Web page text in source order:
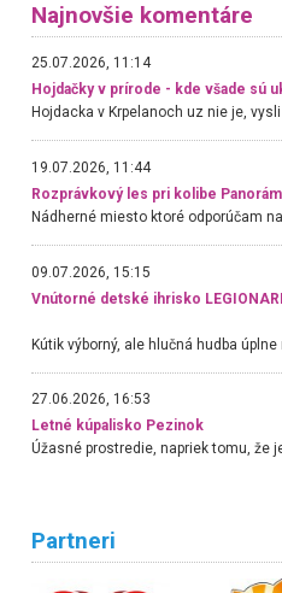
Najnovšie komentáre
25.07.2026, 11:14
Hojdačky v prírode - kde všade sú
19.07.2026, 11:44
Rozprávkový les pri kolibe
09.07.2026, 15:15
Vnútorné detské ihrisko
27.06.2026, 16:53
Letné kúpalisko Pezinok
Partneri